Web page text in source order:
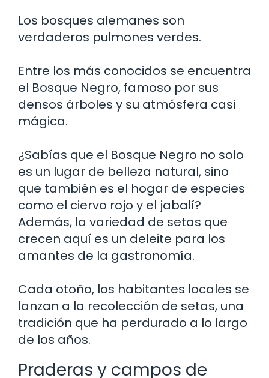
Los bosques alemanes son
verdaderos pulmones verdes.
Entre los más conocidos se encuentra
el Bosque Negro, famoso por sus
densos árboles y su atmósfera casi
mágica.
¿Sabías que el Bosque Negro no solo
es un lugar de belleza natural, sino
que también es el hogar de especies
como el ciervo rojo y el jabalí?
Además, la variedad de setas que
crecen aquí es un deleite para los
amantes de la gastronomía.
Cada otoño, los habitantes locales se
lanzan a la recolección de setas, una
tradición que ha perdurado a lo largo
de los años.
Praderas y campos de